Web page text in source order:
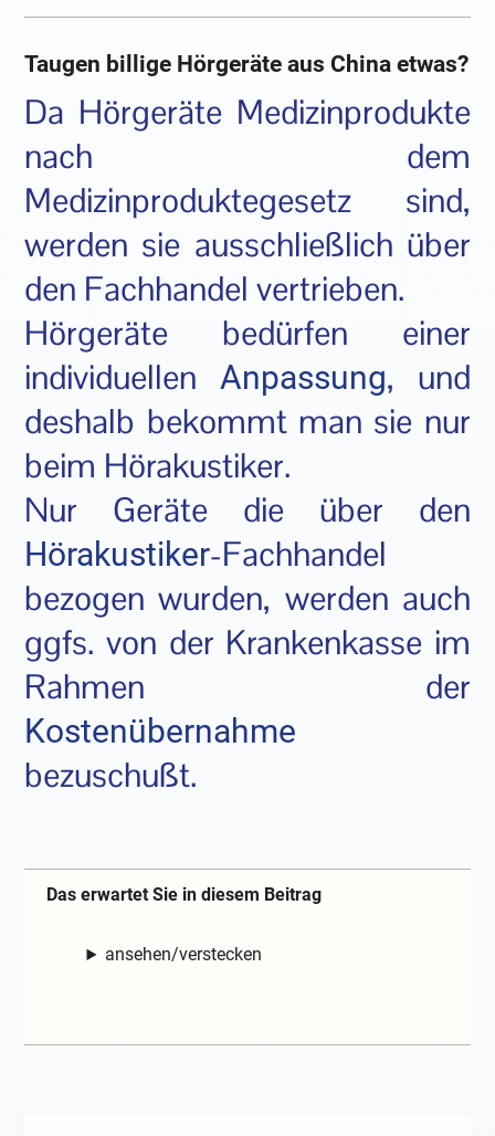
Taugen billige Hörgeräte aus China etwas?
Da Hörgeräte Medizinprodukte
nach dem
Medizinproduktegesetz sind,
werden sie ausschließlich über
den Fachhandel vertrieben.
Hörgeräte bedürfen einer
individuellen Anpassung, und
deshalb bekommt man sie nur
beim Hörakustiker.
Nur Geräte die über den
Hörakustiker-Fachhandel
bezogen wurden, werden auch
ggfs. von der Krankenkasse im
Rahmen der
Kostenübernahme
bezuschußt.
Das erwartet Sie in diesem Beitrag
ansehen/verstecken